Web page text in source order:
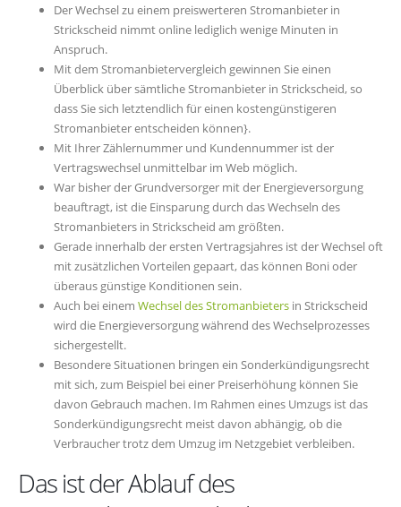
Der Wechsel zu einem preiswerteren Stromanbieter in
Strickscheid nimmt online lediglich wenige Minuten in
Anspruch.
Mit dem Stromanbietervergleich gewinnen Sie einen
Überblick über sämtliche Stromanbieter in Strickscheid, so
dass Sie sich letztendlich für einen kostengünstigeren
Stromanbieter entscheiden können}.
Mit Ihrer Zählernummer und Kundennummer ist der
Vertragswechsel unmittelbar im Web möglich.
War bisher der Grundversorger mit der Energieversorgung
beauftragt, ist die Einsparung durch das Wechseln des
Stromanbieters in Strickscheid am größten.
Gerade innerhalb der ersten Vertragsjahres ist der Wechsel oft
mit zusätzlichen Vorteilen gepaart, das können Boni oder
überaus günstige Konditionen sein.
Auch bei einem Wechsel des Stromanbieters in Strickscheid
wird die Energieversorgung während des Wechselprozesses
sichergestellt.
Besondere Situationen bringen ein Sonderkündigungsrecht
mit sich, zum Beispiel bei einer Preiserhöhung können Sie
davon Gebrauch machen. Im Rahmen eines Umzugs ist das
Sonderkündigungsrecht meist davon abhängig, ob die
Verbraucher trotz dem Umzug im Netzgebiet verbleiben.
Das ist der Ablauf des